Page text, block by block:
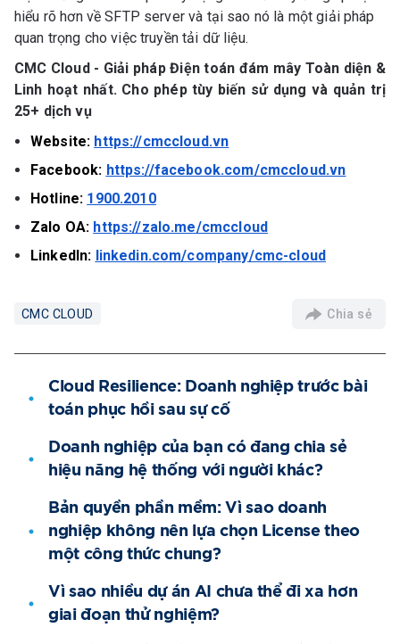
hiểu rõ hơn về SFTP server và tại sao nó là một giải pháp
quan trọng cho việc truyền tải dữ liệu.
CMC Cloud - Giải pháp Điện toán đám mây Toàn diện &
Linh hoạt nhất. Cho phép tùy biến sử dụng và quản trị
25+ dịch vụ
Website: https://cmccloud.vn
Facebook: https://facebook.com/cmccloud.vn
Hotline: 1900.2010
Zalo OA: https://zalo.me/cmccloud
LinkedIn: linkedin.com/company/cmc-cloud
CMC CLOUD Chia sẻ
Cloud Resilience: Doanh nghiệp trước bài
toán phục hồi sau sự cố
Doanh nghiệp của bạn có đang chia sẻ
hiệu năng hệ thống với người khác?
Bản quyền phần mềm: Vì sao doanh
nghiệp không nên lựa chọn License theo
một công thức chung?
Vì sao nhiều dự án AI chưa thể đi xa hơn
giai đoạn thử nghiệm?